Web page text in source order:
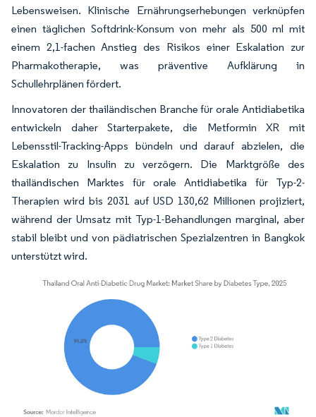
Lebensweisen. Klinische Ernährungserhebungen verknüpfen
einen täglichen Softdrink-Konsum von mehr als 500 ml mit
einem 2,1-fachen Anstieg des Risikos einer Eskalation zur
Pharmakotherapie, was präventive Aufklärung in
Schullehrplänen fördert.
Innovatoren der thailändischen Branche für orale Antidiabetika
entwickeln daher Starterpakete, die Metformin XR mit
Lebensstil-Tracking-Apps bündeln und darauf abzielen, die
Eskalation zu Insulin zu verzögern. Die Marktgröße des
thailändischen Marktes für orale Antidiabetika für Typ-2-
Therapien wird bis 2031 auf USD 130,62 Millionen projiziert,
während der Umsatz mit Typ-1-Behandlungen marginal, aber
stabil bleibt und von pädiatrischen Spezialzentren in Bangkok
unterstützt wird.